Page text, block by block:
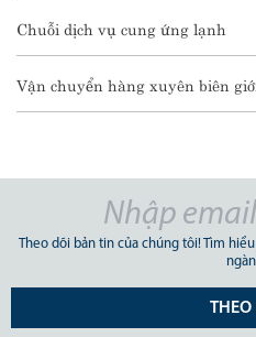
Chuỗi dịch vụ cung ứng lạnh
Vận chuyển hàng xuyên biên
Theo dõi bản tin của chúng tôi! Tìm
THEO